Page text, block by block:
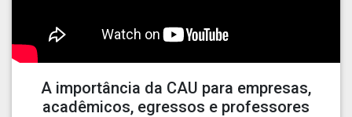
A importância da CAU para empresas,
acadêmicos, egressos e professores